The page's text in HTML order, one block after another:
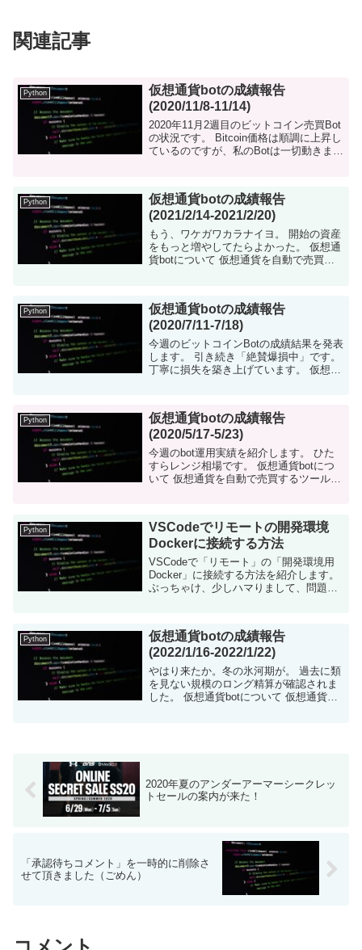
関連記事
Python
仮想通貨botの成績報告
(2020/11/8-11/14)
2020年11月2週目のビットコイン売買Bot
の状況です。 Bitcoin価格は順調に上昇し
ているのですが、私のBotは一切動きませ
bo...
Python
仮想通貨botの成績報告
(2021/2/14-2021/2/20)
もう、ワケガワカラナイヨ。 開始の資産
をもっと増やしてたらよかった。 仮想通
貨botについて 仮想通貨を自動で売買す
Python
仮想通貨botの成績報告
(2020/7/11-7/18)
今週のビットコインBotの成績結果を発表
します。 引き続き「絶賛爆損中」です。
丁寧に損失を築き上げています。 仮想通
Python
仮想通貨botの成績報告
(2020/5/17-5/23)
今週のbot運用実績を紹介します。 ひた
すらレンジ相場です。 仮想通貨botにつ
いて 仮想通貨を自動で売買するツールを
Python
VSCodeでリモートの開発環境
Dockerに接続する方法
VSCodeで「リモート」の「開発環境用
Docker」に接続する方法を紹介します。
ぶっちゃけ、少しハマりまして、問題の
Python
仮想通貨botの成績報告
(2022/1/16-2022/1/22)
やはり来たか。冬の氷河期が。 過去に類
を見ない規模のロング精算が確認されま
した。 仮想通貨botについて 仮想通貨を
2020年夏のアンダーアーマーシークレッ
トセールの案内が来た！
「承認待ちコメント」を一時的に削除さ
せて頂きました（ごめん）